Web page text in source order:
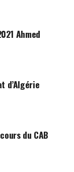
Ahmed
d’Algérie
du CAB